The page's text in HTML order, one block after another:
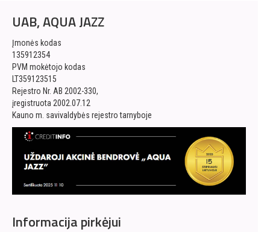
UAB, AQUA JAZZ
Įmonės kodas
135912354
PVM mokėtojo kodas
LT359123515
Rejestro Nr. AB 2002-330,
įregistruota 2002.07.12
Kauno m. savivaldybės rejestro tarnyboje
Informacija pirkėjui